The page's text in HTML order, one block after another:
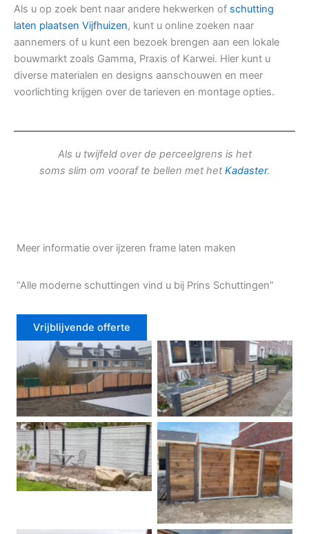
Als u op zoek bent naar andere hekwerken of schutting
laten plaatsen Vijfhuizen, kunt u online zoeken naar
aannemers of u kunt een bezoek brengen aan een lokale
bouwmarkt zoals Gamma, Praxis of Karwei. Hier kunt u
diverse materialen en designs aanschouwen en meer
voorlichting krijgen over de tarieven en montage opties.
Als u twijfeld over de perceelgrens is het
soms slim om vooraf te bellen met het Kadaster.
Meer informatie over ijzeren frame laten maken
“Alle moderne schuttingen vind u bij Prins Schuttingen”
Vrijblijvende offerte
Douglas schutting Tuinhek voortuin
Betonschutting
Dubbele poort